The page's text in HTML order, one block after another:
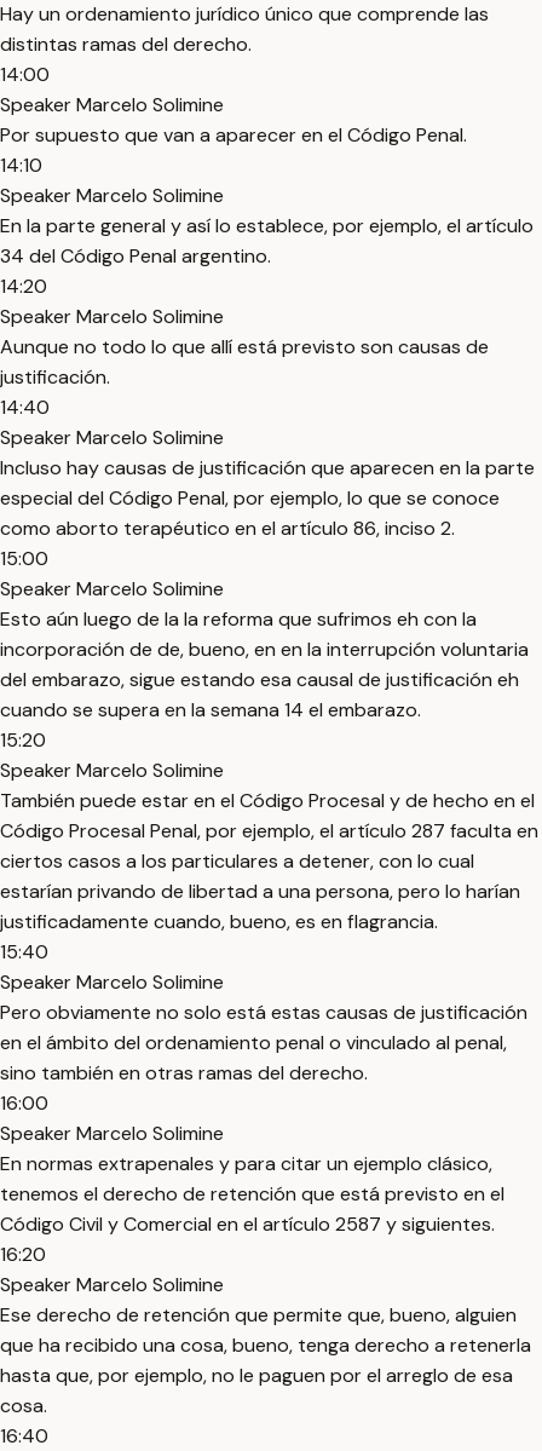
Hay un ordenamiento jurídico único que comprende las
distintas ramas del derecho.
14:00
Speaker Marcelo Solimine
Por supuesto que van a aparecer en el Código Penal.
14:10
Speaker Marcelo Solimine
En la parte general y así lo establece, por ejemplo, el artículo
34 del Código Penal argentino.
14:20
Speaker Marcelo Solimine
Aunque no todo lo que allí está previsto son causas de
justificación.
14:40
Speaker Marcelo Solimine
Incluso hay causas de justificación que aparecen en la parte
especial del Código Penal, por ejemplo, lo que se conoce
como aborto terapéutico en el artículo 86, inciso 2.
15:00
Speaker Marcelo Solimine
Esto aún luego de la la reforma que sufrimos eh con la
incorporación de de, bueno, en en la interrupción voluntaria
del embarazo, sigue estando esa causal de justificación eh
cuando se supera en la semana 14 el embarazo.
15:20
Speaker Marcelo Solimine
También puede estar en el Código Procesal y de hecho en el
Código Procesal Penal, por ejemplo, el artículo 287 faculta en
ciertos casos a los particulares a detener, con lo cual
estarían privando de libertad a una persona, pero lo harían
justificadamente cuando, bueno, es en flagrancia.
15:40
Speaker Marcelo Solimine
Pero obviamente no solo está estas causas de justificación
en el ámbito del ordenamiento penal o vinculado al penal,
sino también en otras ramas del derecho.
16:00
Speaker Marcelo Solimine
En normas extrapenales y para citar un ejemplo clásico,
tenemos el derecho de retención que está previsto en el
Código Civil y Comercial en el artículo 2587 y siguientes.
16:20
Speaker Marcelo Solimine
Ese derecho de retención que permite que, bueno, alguien
que ha recibido una cosa, bueno, tenga derecho a retenerla
hasta que, por ejemplo, no le paguen por el arreglo de esa
cosa.
16:40